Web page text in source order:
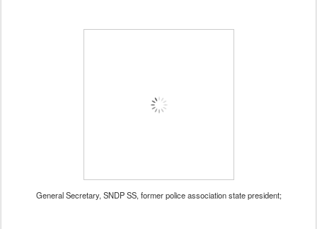
General Secretary, SNDP SS, former police association state president;